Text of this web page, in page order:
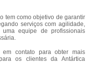
tem como objetivo de garantir
serviços com agilidade,
equipe de profissionais
em contato para obter mais
os clientes da Antártica